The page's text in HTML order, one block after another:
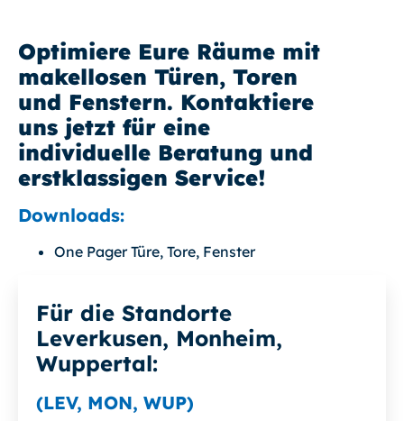
Optimiere Eure Räume mit
makellosen Türen, Toren
und Fenstern. Kontaktiere
uns jetzt für eine
individuelle Beratung und
erstklassigen Service!
Downloads:
One Pager Türe, Tore, Fenster
Für die Standorte
Leverkusen, Monheim,
Wuppertal:
(LEV, MON, WUP)